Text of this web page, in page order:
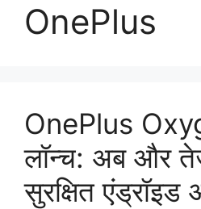
OnePlus
OnePlus
लॉन्च: अब और
सुरक्षित एंड्रॉइड